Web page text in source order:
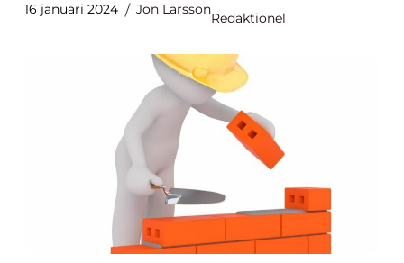
16 januari 2024 Jon Larsson
Redaktionel